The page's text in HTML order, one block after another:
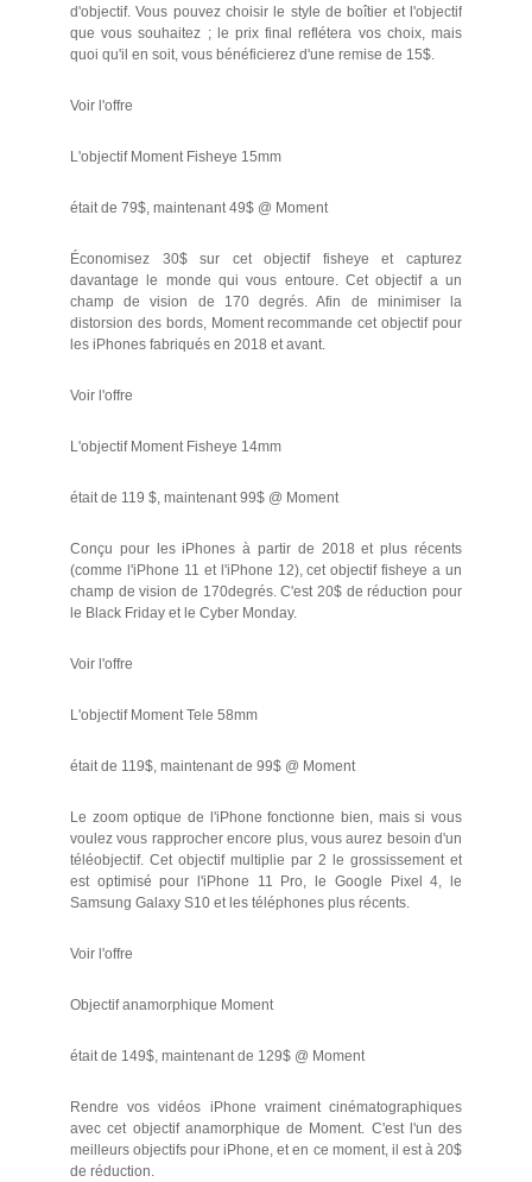
d'objectif. Vous pouvez choisir le style de boîtier et l'objectif
que vous souhaitez ; le prix final reflétera vos choix, mais
quoi qu'il en soit, vous bénéficierez d'une remise de 15$.
Voir l'offre
L'objectif Moment Fisheye 15mm
était de 79$, maintenant 49$ @ Moment
Économisez 30$ sur cet objectif fisheye et capturez
davantage le monde qui vous entoure. Cet objectif a un
champ de vision de 170 degrés. Afin de minimiser la
distorsion des bords, Moment recommande cet objectif pour
les iPhones fabriqués en 2018 et avant.
Voir l'offre
L'objectif Moment Fisheye 14mm
était de 119 $, maintenant 99$ @ Moment
Conçu pour les iPhones à partir de 2018 et plus récents
(comme l'iPhone 11 et l'iPhone 12), cet objectif fisheye a un
champ de vision de 170degrés. C'est 20$ de réduction pour
le Black Friday et le Cyber ​​Monday.
Voir l'offre
L'objectif Moment Tele 58mm
était de 119$, maintenant de 99$ @ Moment
Le zoom optique de l'iPhone fonctionne bien, mais si vous
voulez vous rapprocher encore plus, vous aurez besoin d'un
téléobjectif. Cet objectif multiplie par 2 le grossissement et
est optimisé pour l'iPhone 11 Pro, le Google Pixel 4, le
Samsung Galaxy S10 et les téléphones plus récents.
Voir l'offre
Objectif anamorphique Moment
était de 149$, maintenant de 129$ @ Moment
Rendre vos vidéos iPhone vraiment cinématographiques
avec cet objectif anamorphique de Moment. C'est l'un des
meilleurs objectifs pour iPhone, et en ce moment, il est à 20$
de réduction.